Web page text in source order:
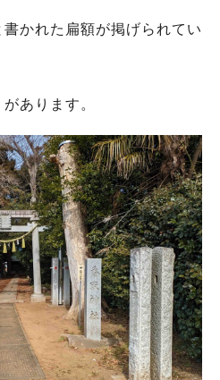
かれた扁額が掲げられてい
あります。